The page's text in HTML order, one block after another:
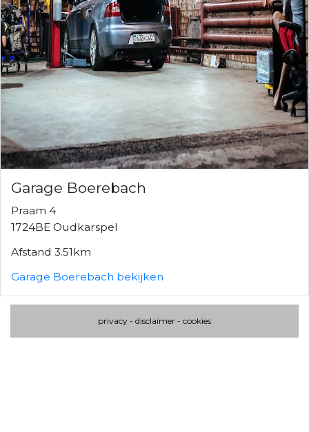
Garage Boerebach
Praam 4
1724BE Oudkarspel
Afstand 3.51km
Garage Boerebach bekijken
privacy - disclaimer - cookies